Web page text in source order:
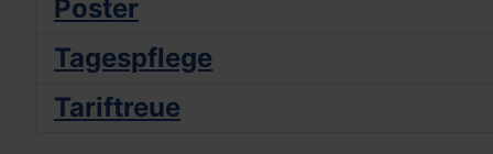
Poster
Tagespflege
Tariftreue